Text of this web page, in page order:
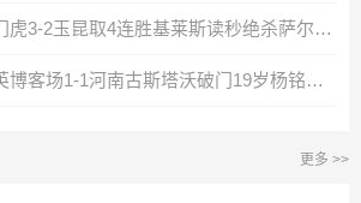
让二追三！津门虎3-2玉昆取4连胜基莱斯读秒绝杀萨尔瓦多破门
升前三！大连英博客场1-1河南古斯塔沃破门19岁杨铭锐替补扳平
更多 >>